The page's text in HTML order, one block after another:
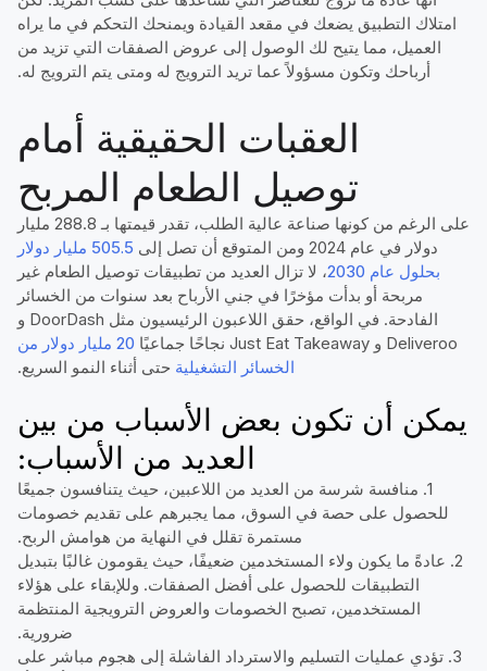
امتلاك التطبيق يضعك في مقعد القيادة ويمنحك التحكم في ما يراه
العميل، مما يتيح لك الوصول إلى عروض الصفقات التي تزيد من
أرباحك وتكون مسؤولاً عما تريد الترويج له ومتى يتم الترويج له.
العقبات الحقيقية أمام
توصيل الطعام المربح
على الرغم من كونها صناعة عالية الطلب، تقدر قيمتها بـ 288.8 مليار
دولار في عام 2024 ومن المتوقع أن تصل إلى
505.5 مليار دولار
بحلول عام 2030
، لا تزال العديد من تطبيقات توصيل الطعام غير
مربحة أو بدأت مؤخرًا في جني الأرباح بعد سنوات من الخسائر
الفادحة. في الواقع، حقق اللاعبون الرئيسيون مثل DoorDash و
Deliveroo و Just Eat Takeaway نجاحًا جماعيًا
20 مليار دولار من
الخسائر التشغيلية حتى أثناء النمو السريع.
يمكن أن تكون بعض الأسباب من بين
العديد من الأسباب:
1. منافسة شرسة من العديد من اللاعبين، حيث يتنافسون جميعًا
للحصول على حصة في السوق، مما يجبرهم على تقديم خصومات
مستمرة تقلل في النهاية من هوامش الربح.
2. عادةً ما يكون ولاء المستخدمين ضعيفًا، حيث يقومون غالبًا بتبديل
التطبيقات للحصول على أفضل الصفقات. وللإبقاء على هؤلاء
المستخدمين، تصبح الخصومات والعروض الترويجية المنتظمة
ضرورية.
3. تؤدي عمليات التسليم والاسترداد الفاشلة إلى هجوم مباشر على